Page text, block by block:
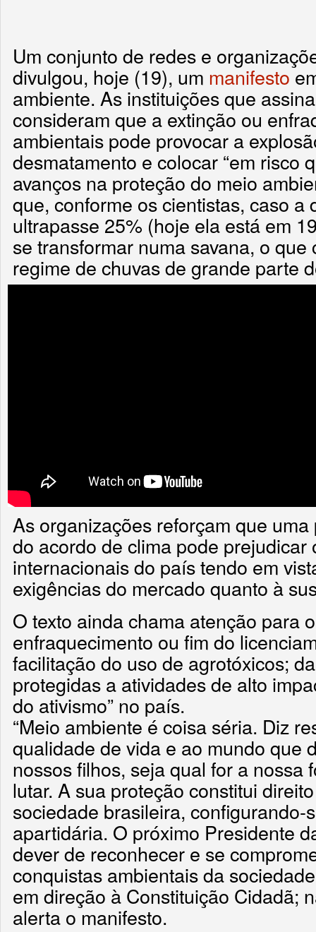
Um conjunto de redes e
divulgou, hoje (19), um manifesto
ambiente. As instituições que
consideram que a extinção ou
ambientais pode provocar a
desmatamento e colocar “em risco
avanços na proteção do meio
que, conforme os cientistas, caso a
ultrapasse 25% (hoje ela está em
se transformar numa savana, o
regime de chuvas de grande parte
As organizações reforçam que
do acordo de clima pode prejudicar
internacionais do país tendo em
exigências do mercado quanto à
O texto ainda chama atenção para
enfraquecimento ou fim do
facilitação do uso de agrotóxicos;
protegidas a atividades de alto
do ativismo” no país.
“Meio ambiente é coisa séria. Diz
qualidade de vida e ao mundo que
nossos filhos, seja qual for a nossa
lutar. A sua proteção constitui
sociedade brasileira, configurando-
apartidária. O próximo Presidente
dever de reconhecer e se
conquistas ambientais da
em direção à Constituição Cidadã;
alerta o manifesto.